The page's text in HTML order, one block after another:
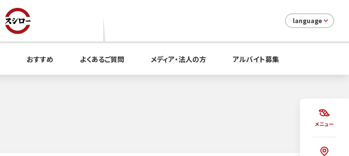
メニュー
language
おすすめ よくあるご質問 メディア・法人の方 アルバイト募集